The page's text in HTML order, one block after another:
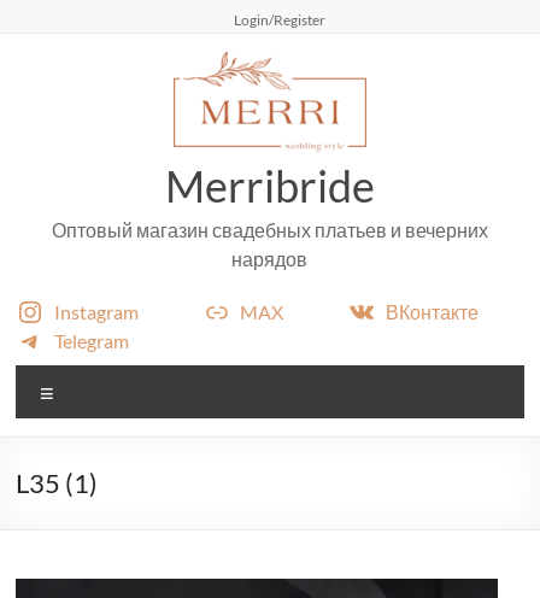
Login/Register
Merribride
Оптовый магазин свадебных платьев и вечерних
нарядов
Instagram MAX
ВКонтакте
Telegram
L35 (1)